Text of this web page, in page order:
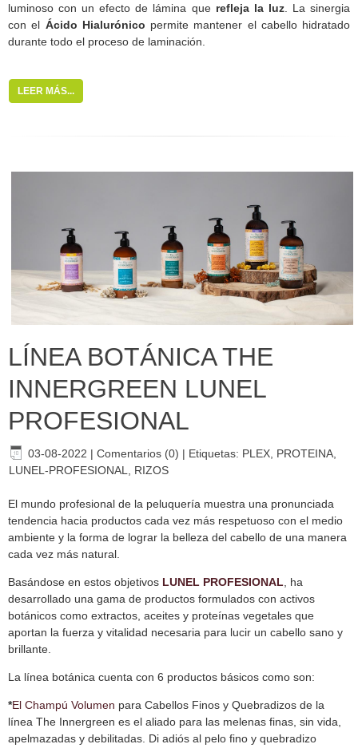
luminoso con un efecto de lámina que refleja la luz. La sinergia
con el Ácido Hialurónico permite mantener el cabello hidratado
durante todo el proceso de laminación.
LEER MÁS...
LÍNEA BOTÁNICA THE
INNERGREEN LUNEL
PROFESIONAL
03-08-2022 | Comentarios (0) | Etiquetas: PLEX PROTEINA
LUNEL-PROFESIONAL
RIZOS
El mundo profesional de la peluquería muestra una pronunciada
tendencia hacia productos cada vez más respetuoso con el medio
ambiente y la forma de lograr la belleza del cabello de una manera
cada vez más natural.
Basándose en estos objetivos LUNEL PROFESIONAL , ha
desarrollado una gama de productos formulados con activos
botánicos como extractos, aceites y proteínas vegetales que
aportan la fuerza y vitalidad necesaria para lucir un cabello sano y
brillante.
La línea botánica cuenta con 6 productos básicos como son:
*El Champú Volumen para Cabellos Finos y Quebradizos de la
línea The Innergreen es el aliado para las melenas finas, sin vida,
apelmazadas y debilitadas. Di adiós al pelo fino y quebradizo